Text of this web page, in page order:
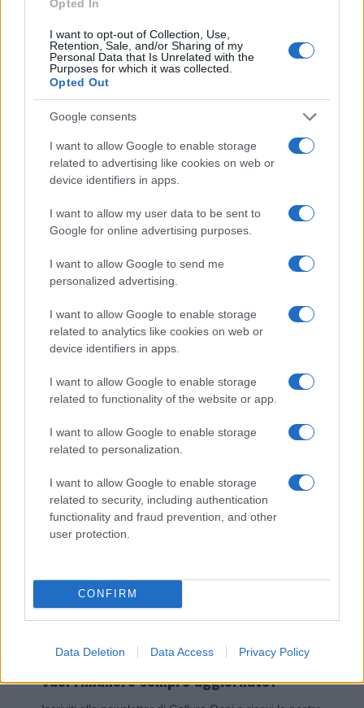
Opted In
I want to opt-out of Collection, Use,
Retention, Sale, and/or Sharing of my
Personal Data that Is Unrelated with the
Purposes for which it was collected.
Opted Out
Google consents
I want to allow Google to enable storage
related to advertising like cookies on web or
device identifiers in apps.
I want to allow my user data to be sent to
Google for online advertising purposes.
I want to allow Google to send me
personalized advertising.
I want to allow Google to enable storage
related to analytics like cookies on web or
device identifiers in apps.
I want to allow Google to enable storage
related to functionality of the website or app.
I want to allow Google to enable storage
related to personalization.
I want to allow Google to enable storage
related to security, including authentication
functionality and fraud prevention, and other
user protection.
CONFIRM
Data Deletion Data Access Privacy Policy
Paolo Pinna
Martina Agostina Diturco
I nostri cari
I nostri cari
Giovannimaria Cabras
Vuoi rimanere sempre aggiornato?